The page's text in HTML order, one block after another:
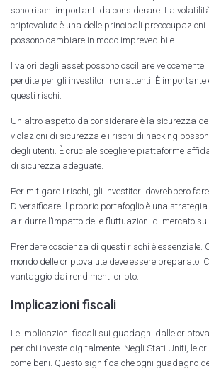
sono rischi importanti da considerare. La
criptovalute è una delle principali
possono cambiare in modo imprevedibile.
I valori degli asset possono oscillare
perdite per gli investitori non attenti. È importante
questi rischi.
Un altro aspetto da considerare è la sicurezza
violazioni di sicurezza e i rischi di hacking
degli utenti. È cruciale scegliere piattaforme
di sicurezza adeguate.
Per mitigare i rischi, gli investitori dovrebbero
Diversificare il proprio portafoglio è una
a ridurre l’impatto delle fluttuazioni di mercato su
Prendere coscienza di questi rischi è essenziale.
mondo delle criptovalute deve essere preparato.
vantaggio dai rendimenti cripto.
Implicazioni fiscali
Le implicazioni fiscali sui guadagni dalle
per chi investe digitalmente. Negli Stati Uniti, le
come beni. Questo significa che ogni guadagno